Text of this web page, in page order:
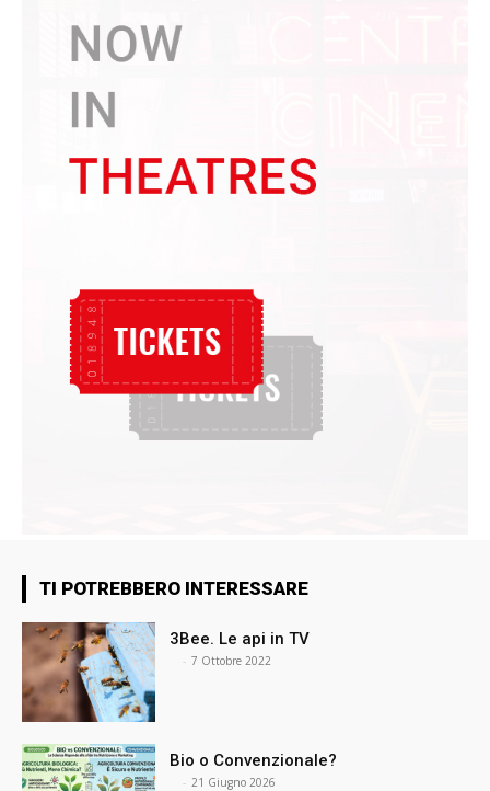
TI POTREBBERO INTERESSARE
3Bee. Le api in TV
- 7 Ottobre 2022
Bio o Convenzionale?
- 21 Giugno 2026